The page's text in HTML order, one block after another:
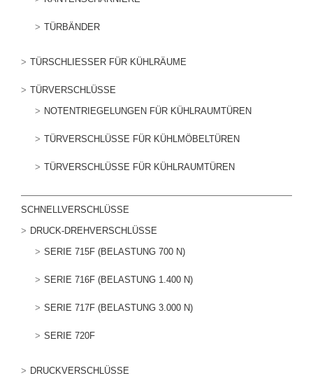
TÜRBÄNDER
TÜRSCHLIESSER FÜR KÜHLRÄUME
TÜRVERSCHLÜSSE
NOTENTRIEGELUNGEN FÜR KÜHLRAUMTÜREN
TÜRVERSCHLÜSSE FÜR KÜHLMÖBELTÜREN
TÜRVERSCHLÜSSE FÜR KÜHLRAUMTÜREN
SCHNELLVERSCHLÜSSE
DRUCK-DREHVERSCHLÜSSE
SERIE 715F (BELASTUNG 700 N)
SERIE 716F (BELASTUNG 1.400 N)
SERIE 717F (BELASTUNG 3.000 N)
SERIE 720F
DRUCKVERSCHLÜSSE